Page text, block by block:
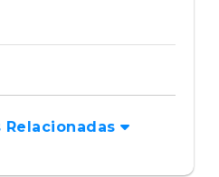
Relacionadas